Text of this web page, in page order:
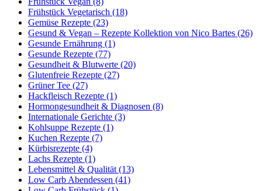
Frühstück Vegetarisch (18)
Gemüse Rezepte (23)
Gesund & Vegan – Rezepte Kollektion von Nico Bartes (26)
Gesunde Ernährung (1)
Gesunde Rezepte (77)
Gesundheit & Blutwerte (20)
Glutenfreie Rezepte (27)
Grüner Tee (27)
Hackfleisch Rezepte (1)
Hormongesundheit & Diagnosen (8)
Internationale Gerichte (3)
Kohlsuppe Rezepte (1)
Kuchen Rezepte (7)
Kürbisrezepte (4)
Lachs Rezepte (1)
Lebensmittel & Qualität (13)
Low Carb Abendessen (41)